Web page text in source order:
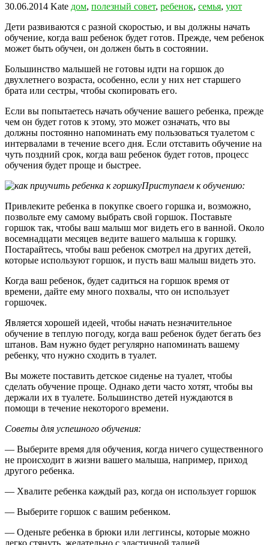
30.06.2014 Kate дом, полезный совет, ребенок, семья, уют
Дети развиваются с разной скоростью, и вы должны начать
обучение, когда ваш ребенок будет готов. Прежде, чем ребенок
может быть обучен, он должен быть в состоянии.
Большинство малышей не готовы идти на горшок до
двухлетнего возраста, особенно, если у них нет старшего
брата или сестры, чтобы скопировать его.
Если вы попытаетесь начать обучение вашего ребенка, прежде
чем он будет готов к этому, это может означать, что вы
должны постоянно напоминать ему пользоваться туалетом с
интервалами в течение всего дня. Если отставить обучение на
чуть поздний срок, когда ваш ребенок будет готов, процесс
обучения будет проще и быстрее.
Приступаем к обучению:
Привлеките ребенка в покупке своего горшка и, возможно,
позвольте ему самому выбрать свой горшок. Поставьте
горшок так, чтобы ваш малыш мог видеть его в ванной. Около
восемнадцати месяцев ведите вашего малыша к горшку.
Постарайтесь, чтобы ваш ребенок смотрел на других детей,
которые используют горшок, и пусть ваш малыш видеть это.
Когда ваш ребенок, будет садиться на горшок время от
времени, дайте ему много похвалы, что он использует
горшочек.
Является хорошей идеей, чтобы начать незначительное
обучение в теплую погоду, когда ваш ребенок будет бегать без
штанов. Вам нужно будет регулярно напоминать вашему
ребенку, что нужно сходить в туалет.
Вы можете поставить детское сиденье на туалет, чтобы
сделать обучение проще. Однако дети часто хотят, чтобы вы
держали их в туалете. Большинство детей нуждаются в
помощи в течение некоторого времени.
Советы для успешного обучения:
— Выберите время для обучения, когда ничего существенного
не происходит в жизни вашего малыша, например, приход
другого ребенка.
— Хвалите ребенка каждый раз, когда он использует горшок
— Выберите горшок с вашим ребенком.
— Оденьте ребенка в брюки или леггинсы, которые можно
легко стянуть, желательно с эластичной талией.